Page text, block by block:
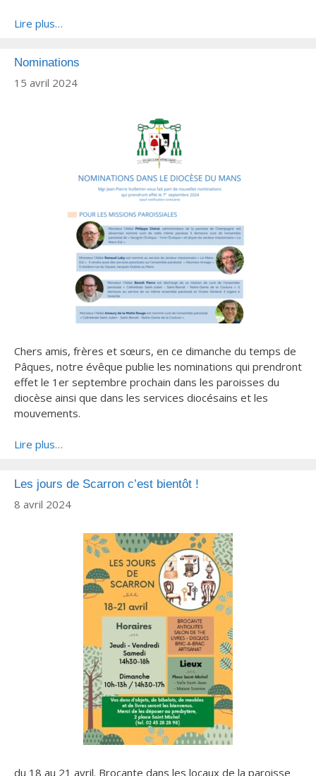
Lire plus…
Nominations
15 avril 2024
Chers amis, frères et sœurs, en ce dimanche du temps de
Pâques, notre évêque publie les nominations qui prendront
effet le 1er septembre prochain dans les paroisses du
diocèse ainsi que dans les services diocésains et les
mouvements.
Lire plus…
Les jours de Scarron c’est bientôt !
8 avril 2024
du 18 au 21 avril. Brocante dans les locaux de la paroisse